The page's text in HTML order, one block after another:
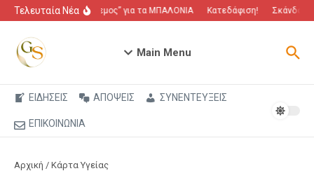
Μετάβαση στο περιεχόμενο
Τελευταία Νέα“Πόλεμος” για τα ΜΠΑΛΟΝΙΑ Κατεδάφιση! Σκάνδαλο
Main Menu
ΕΙΔΗΣΕΙΣ ΑΠΟΨΕΙΣ ΣΥΝΕΝΤΕΥΞΕΙΣ
ΕΠΙΚΟΙΝΩΝΙΑ
Αρχική / Κάρτα Υγείας